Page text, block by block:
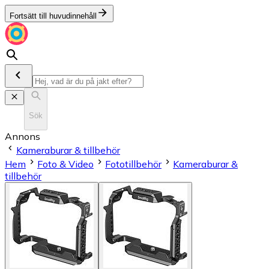
Fortsätt till huvudinnehåll
Sök
Annons
Kameraburar & tillbehör
Hem
Foto & Video Fototillbehör
Kameraburar &
tillbehör